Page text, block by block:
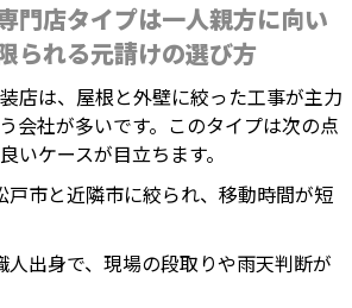
門店タイプは一人親方に向い
られる元請けの選び方
店は、屋根と外壁に絞った工事が主力
会社が多いです。このタイプは次の点
いケースが目立ちます。
戸市と近隣市に絞られ、移動時間が短
人出身で、現場の段取りや雨天判断が